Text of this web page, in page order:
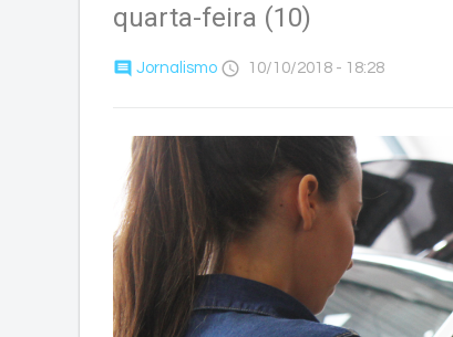
quarta-feira (10)
comment Jornalismo access_time 10/10/2018 - 18:28